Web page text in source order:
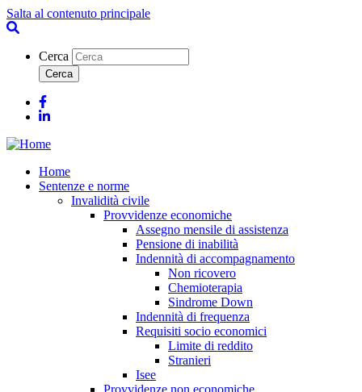
Salta al contenuto principale
Cerca
Facebook
Linkedin
Home
Sentenze e norme
Invalidità civile
Provvidenze economiche
Assegno mensile di assistenza
Pensione di inabilità
Indennità di accompagnamento
Non ricovero
Chemioterapia
Sindrome Down
Indennità di frequenza
Requisiti socio economici
Limite di reddito
Stranieri
Isee
Provvidenze non economiche